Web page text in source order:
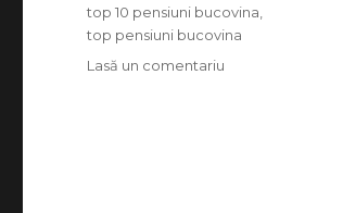
top 10 pensiuni bucovina,
top pensiuni bucovina
Lasă un comentariu